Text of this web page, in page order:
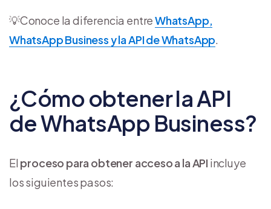
💡Conoce la diferencia entreWhatsApp,
WhatsApp Business y la API de WhatsApp.
¿Cómo obtener la API
de WhatsApp Business?
El proceso para obtener acceso a la API incluye
los siguientes pasos: